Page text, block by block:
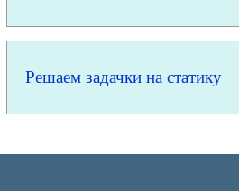
Решаем задачки на статику